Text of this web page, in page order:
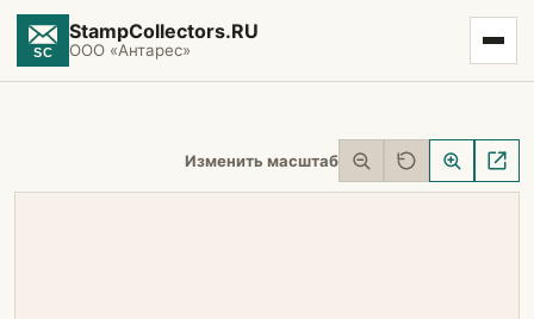
StampCollectors.RU
ООО «Антарес»
Изменить масштаб